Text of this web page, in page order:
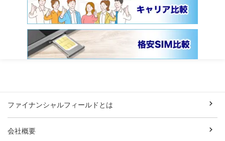
ファイナンシャルフィールドとは
会社概要